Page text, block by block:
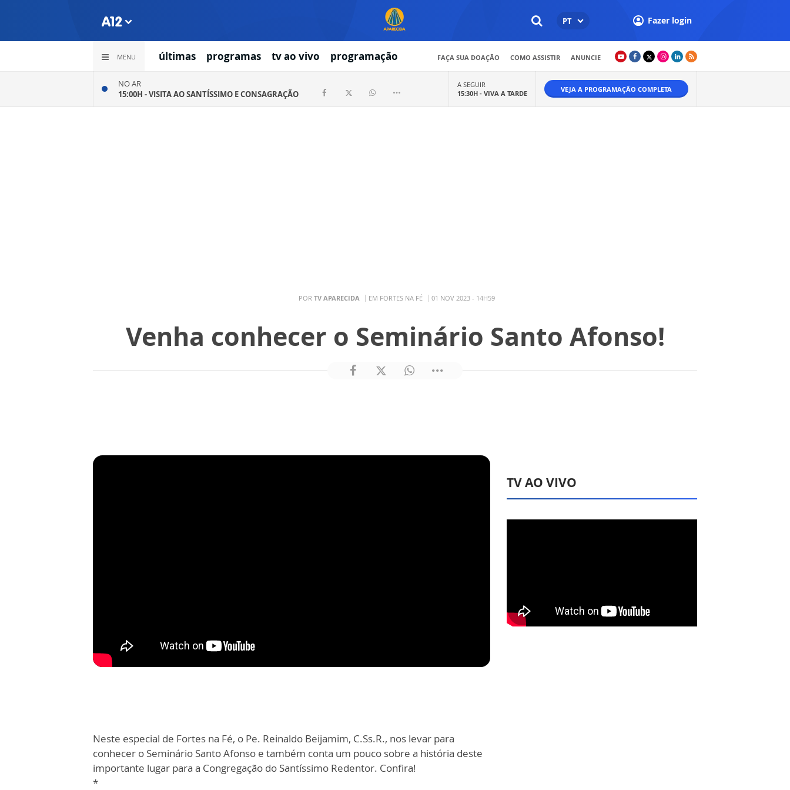
PT Fazer login
MENU últimas programas tv ao vivo programação FAÇA SUA DOAÇÃO COMO ASSISTIR ANUNCIE
NO AR
15:00H -VISITA AO SANTÍSSIMO E CONSAGRAÇÃO
A SEGUIR
15:30H - VIVA A TARDE VEJA A PROGRAMAÇÃO COMPLETA
POR TV APARECIDA EM FORTES NA FÉ 01 NOV 2023 - 14H59
Venha conhecer o Seminário Santo Afonso!
Neste especial de Fortes na Fé, o Pe. Reinaldo Beijamim, C.Ss.R., nos levar para
conhecer o Seminário Santo Afonso e também conta um pouco sobre a história deste
importante lugar para a Congregação do Santíssimo Redentor. Confira!
*
TV AO VIVO